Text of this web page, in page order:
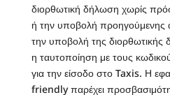
διορθωτική δήλωση χωρίς
ή την υποβολή προηγούμενης
την υποβολή της διορθωτικής
η ταυτοποίηση με τους
για την είσοδο στο Taxis. Η
friendly παρέχει